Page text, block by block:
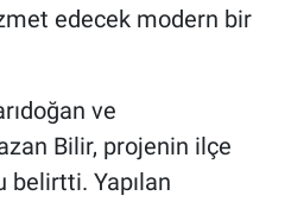
edecek modern bir
ve
Bilir, projenin ilçe
belirtti. Yapılan